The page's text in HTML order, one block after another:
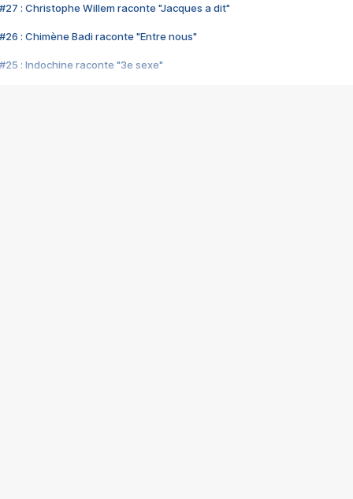
#27 : Christophe Willem raconte "Jacques a dit"
#26 : Chimène Badi raconte "Entre nous"
#25 : Indochine raconte "3e sexe"